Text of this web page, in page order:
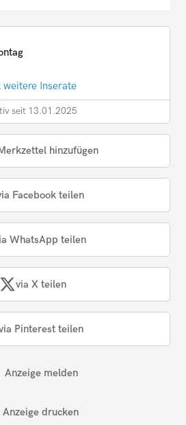
weitere Inserate
seit 13.01.2025
hinzufügen
Facebook teilen
WhatsApp teilen
via X teilen
Pinterest teilen
Anzeige melden
Anzeige drucken